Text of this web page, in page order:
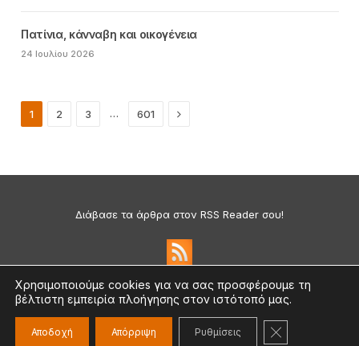
Πατίνια, κάνναβη και οικογένεια
24 Ιουλίου 2026
1 2 3 … 601 Next
Διάβασε τα άρθρα στον RSS Reader σου!
Πολιτική Απορρήτου & Cookies
©2026 medium.gr | Designed & Supported bynat.ad
Χρησιμοποιούμε cookies για να σας προσφέρουμε τη
βέλτιστη εμπειρία πλοήγησης στον ιστότοπό μας.
Αποδοχή Απόρριψη Ρυθμίσεις ΚΛΕΊΣΙΜΟ ΤΟΥ